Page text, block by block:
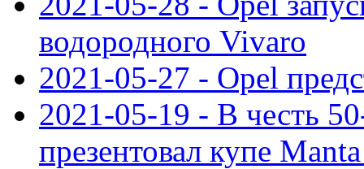
водородного Vivaro
2021-05-27 - Opel
2021-05-19 - В честь
презентовал купе